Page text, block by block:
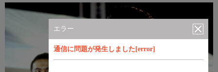
エラー
通信に問題が発生しました[error]